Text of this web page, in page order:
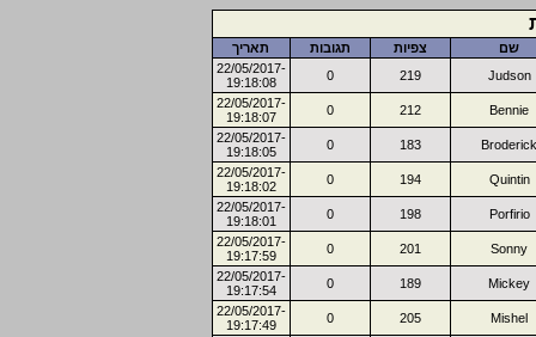
שם צפיות תגובות
תאריך
Judson
219
0
22/05/2017-
19:18:08
Bennie
212
0
22/05/2017-
19:18:07
Broderick
183
0
22/05/2017-
19:18:05
Quintin
194
0
22/05/2017-
19:18:02
Porfirio
198
0
22/05/2017-
19:18:01
Sonny
201
0
22/05/2017-
19:17:59
Mickey
189
0
22/05/2017-
19:17:54
Mishel
205
0
22/05/2017-
19:17:49